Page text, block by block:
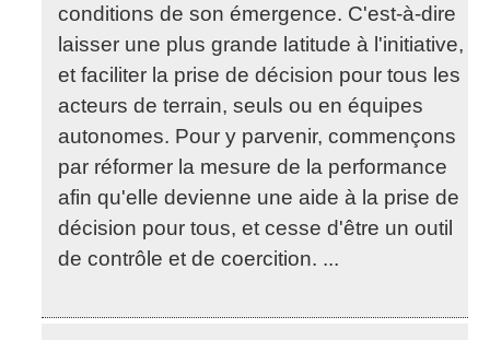
conditions de son émergence. C'est-à-dire
laisser une plus grande latitude à l'initiative,
et faciliter la prise de décision pour tous les
acteurs de terrain, seuls ou en équipes
autonomes. Pour y parvenir, commençons
par réformer la mesure de la performance
afin qu'elle devienne une aide à la prise de
décision pour tous, et cesse d'être un outil
de contrôle et de coercition. ...